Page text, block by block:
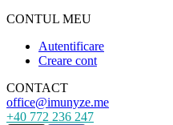
CONTUL MEU
Autentificare
Creare cont
CONTACT
office@imunyze.me
+40 772 236 247